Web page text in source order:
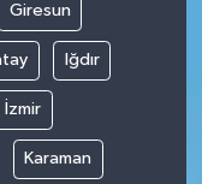
Giresun
Iğdır
İzmir
Karaman